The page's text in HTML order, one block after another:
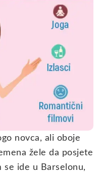
novca, ali oboje
žele da posjete
se ide u Barselonu,